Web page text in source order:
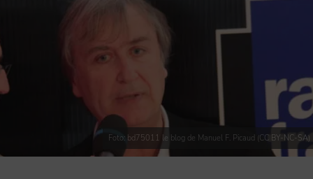
Foto: bd75011 le blog de Manuel F. Picaud (CC BY-NC-SA)